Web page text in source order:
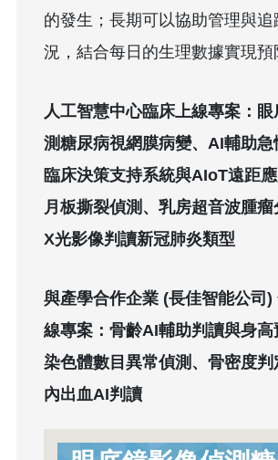
的發生；長期可以協助管理與追
況，結合每日的生理數據實現預
人工智慧中心臨床上線專案：
測糖尿病視網膜病變、AI輔助急
臨床決策支持系統與AIoT遠距
月板撕裂偵測、乳房超音波腫
X光影像判讀新冠肺炎類型
與產學合作企業 (長佳智能公司)
線專案：骨齡AI輔助判讀與身高
染色體數目異常偵測、骨密度
內出血AI判讀